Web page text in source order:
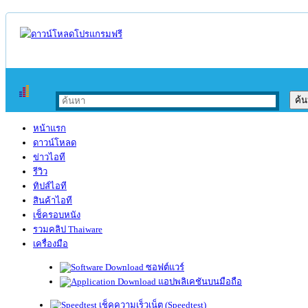
หน้าแรก
ดาวน์โหลด
ข่าวไอที
รีวิว
ทิปส์ไอที
สินค้าไอที
เช็ครอบหนัง
รวมคลิป Thaiware
เครื่องมือ
ซอฟต์แวร์
แอปพลิเคชันบนมือถือ
เช็คความเร็วเน็ต (Speedtest)